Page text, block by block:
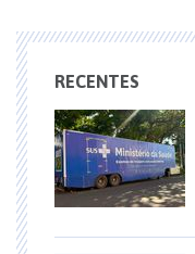
RECENTES